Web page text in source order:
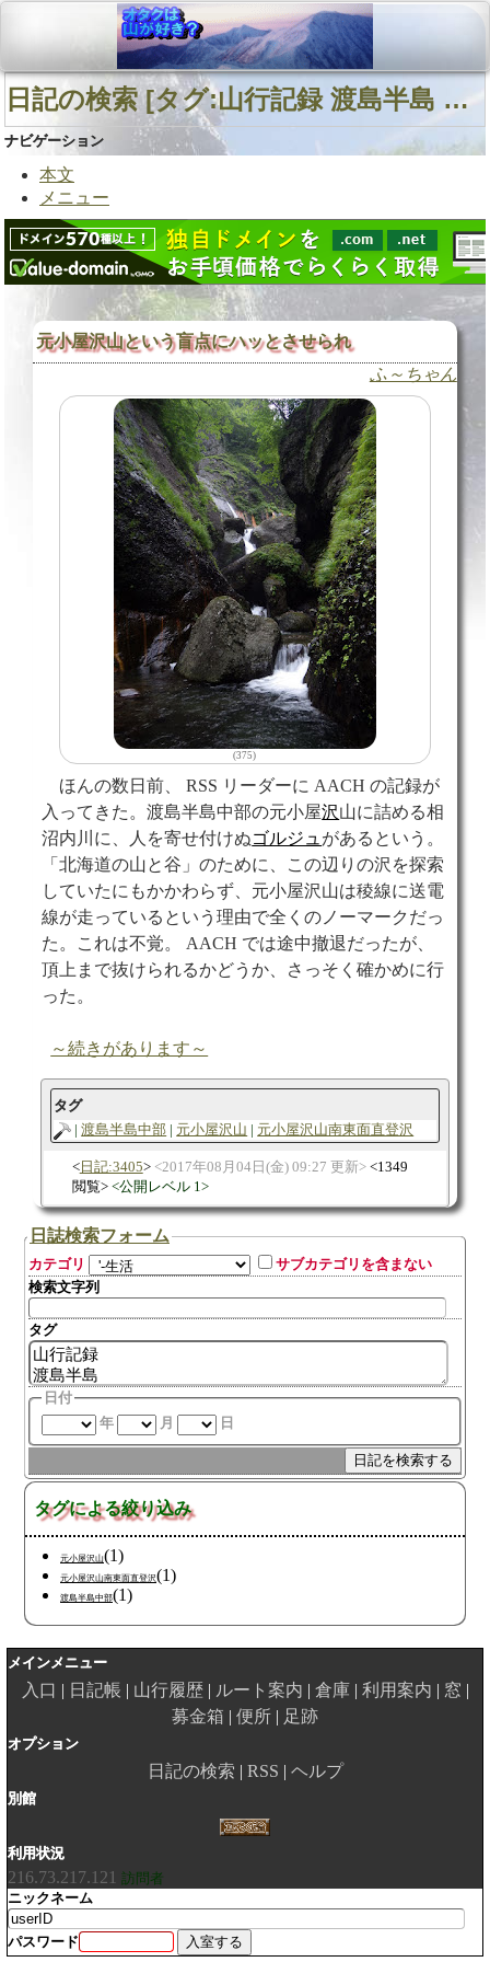
日記の検索 [タグ:山行記録 渡島半島 相沼内川 北海道南西部] 01～01(01件中)
ナビゲーション
本文
メニュー
元小屋沢山という盲点にハッとさせられ
ふ～ちゃん
(375)
ほんの数日前、 RSS リーダーに AACH の記録が
入ってきた。渡島半島中部の元小屋沢山に詰める相
沼内川に、人を寄せ付けぬゴルジュ があるという。
「北海道の山と谷」のために、この辺りの沢を探索
していたにもかかわらず、元小屋沢山は稜線に送電
線が走っているという理由で全くのノーマークだっ
た。これは不覚。 AACH では途中撤退だったが、
頂上まで抜けられるかどうか、さっそく確かめに行
った。
～続きがあります～
タグ
渡島半島中部
元小屋沢山 元小屋沢山南東面直登沢
日記:3405 2017年08月04日(金) 09:27 更新
1349
閲覧
公開レベル 1
日誌検索フォーム
カテゴリ
サブカテゴリを含まない
検索文字列
タグ
日付
年
月 日
タグによる絞り込み
元小屋沢山(1)
元小屋沢山南東面直登沢(1)
渡島半島中部(1)
メインメニュー
入口 日記帳 山行履歴 ルート案内 倉庫 利用案内
窓
募金箱
便所 足跡
オプション
日記の検索 RSS ヘルプ
別館
利用状況
216.73.217.121 訪問者
ニックネーム
パスワード